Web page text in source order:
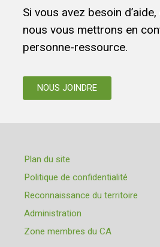
Si vous avez besoin
nous vous mettrons en
personne-ressource.
NOUS JOINDRE
Plan du site
Politique de confidentialité
Reconnaissance du territoire
Administration
Zone membres du CA